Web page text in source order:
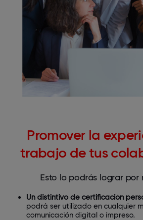
Promover la
trabajo de tus
Esto lo podrás lograr por
Un distintivo de certificación
podrá ser utilizado en cualquier
comunicación digital o impreso.